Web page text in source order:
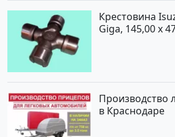
Крестовина
Giga, 145,00 x
Производство
в Краснодаре